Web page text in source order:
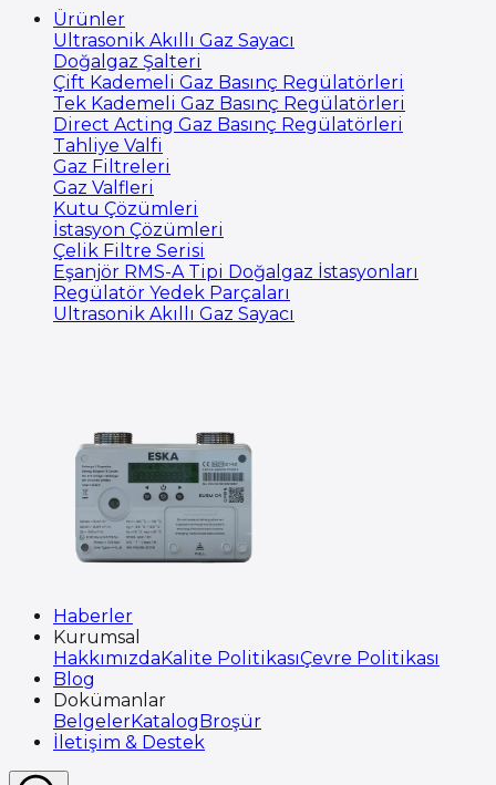
Ürünler
Ultrasonik Akıllı Gaz Sayacı
Doğalgaz Şalteri
Çift Kademeli Gaz Basınç Regülatörleri
Tek Kademeli Gaz Basınç Regülatörleri
Direct Acting Gaz Basınç Regülatörleri
Tahliye Valfi
Gaz Filtreleri
Gaz Valfleri
Kutu Çözümleri
İstasyon Çözümleri
Çelik Filtre Serisi
Eşanjör RMS-A Tipi Doğalgaz İstasyonları
Regülatör Yedek Parçaları
Ultrasonik Akıllı Gaz Sayacı
Haberler
Kurumsal
HakkımızdaKalite PolitikasıÇevre Politikası
Blog
Dokümanlar
BelgelerKatalogBroşür
İletişim & Destek